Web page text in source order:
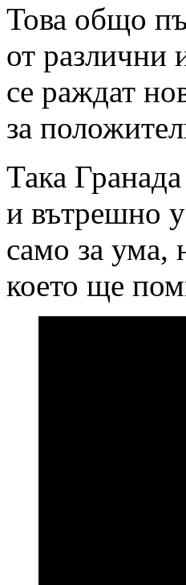
Това общо
от различни
се раждат
за
Така
и вътрешно
само за ума,
което ще